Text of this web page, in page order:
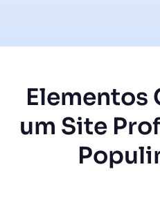
Elementos
um Site